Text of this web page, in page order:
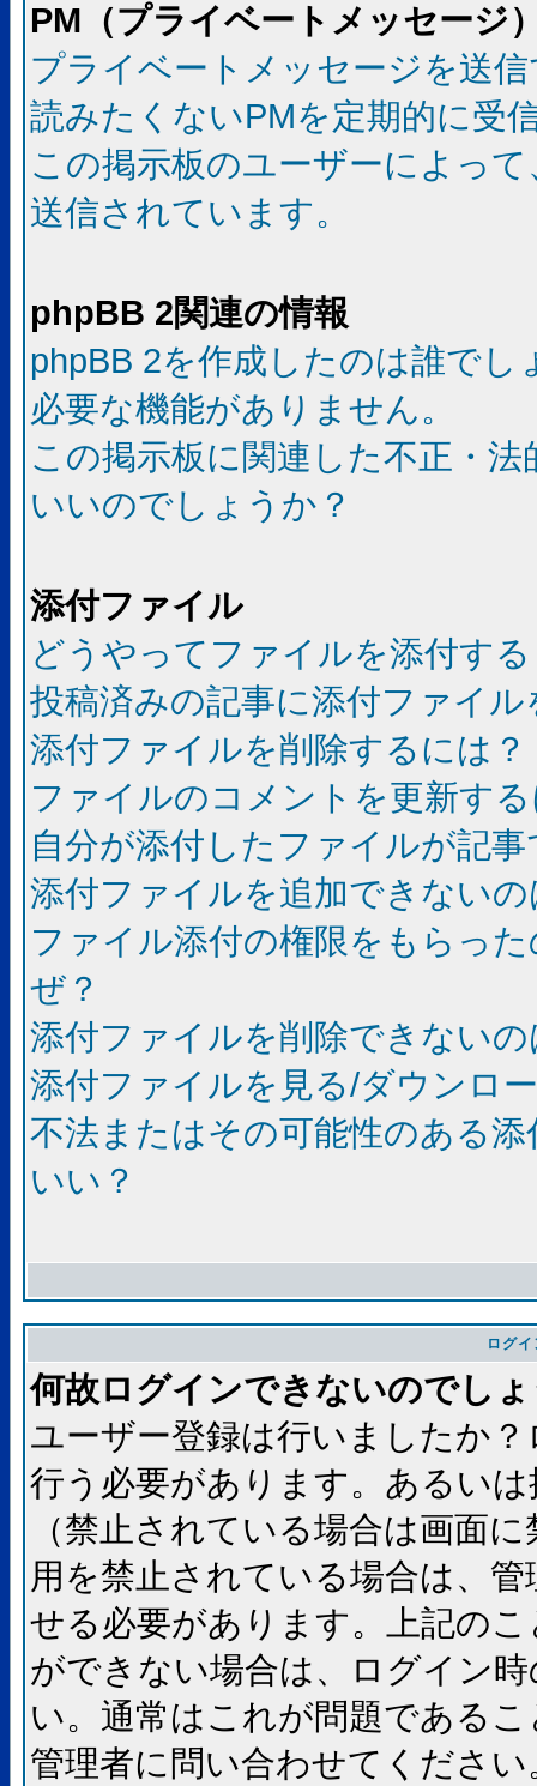
PM（プライベートメッセージ
プライベートメッセージを送
読みたくないPMを定期的に受
この掲示板のユーザーによっ
送信されています。
phpBB 2関連の情報
phpBB 2を作成したのは誰でし
必要な機能がありません。
この掲示板に関連した不正・
いいのでしょうか？
添付ファイル
どうやってファイルを添付す
投稿済みの記事に添付ファイ
添付ファイルを削除するには？
ファイルのコメントを更新す
自分が添付したファイルが記
添付ファイルを追加できない
ファイル添付の権限をもらっ
ぜ？
添付ファイルを削除できない
添付ファイルを見る/ダウンロ
不法またはその可能性のある
いい？
ログ
何故ログインできないのでし
ユーザー登録は行いましたか
行う必要があります。あるい
（禁止されている場合は画面
用を禁止されている場合は、
せる必要があります。上記の
ができない場合は、ログイン
い。通常はこれが問題である
管理者に問い合わせてください